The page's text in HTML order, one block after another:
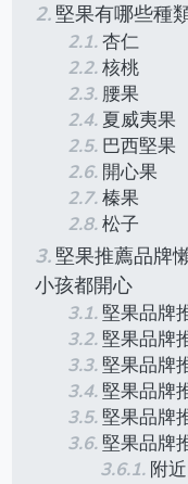
堅果有哪些種
杏仁
核桃
腰果
夏威夷果
巴西堅果
開心果
榛果
松子
堅果推薦品牌
小孩都開心
堅果品牌
堅果品牌
堅果品牌
堅果品牌
堅果品牌
堅果品牌
附